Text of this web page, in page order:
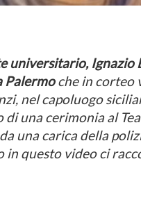
universitario,
Palermoche in corteo
nel capoluogo
di una cerimonia al
una carica della
questo video ci